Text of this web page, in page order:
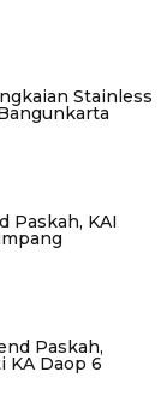
Stainless
Paskah, KAI
Paskah,
KA Daop 6